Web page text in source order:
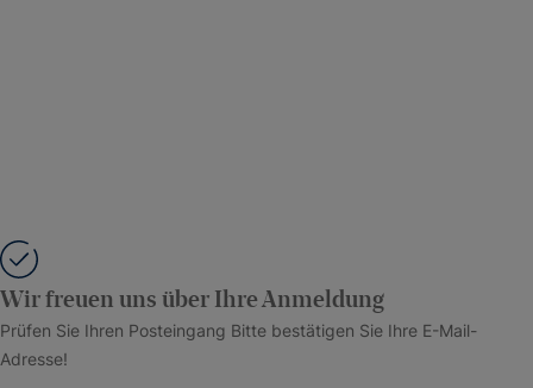
Wir freuen uns über Ihre Anmeldung
Prüfen Sie Ihren Posteingang Bitte bestätigen Sie Ihre E-Mail-
Adresse!